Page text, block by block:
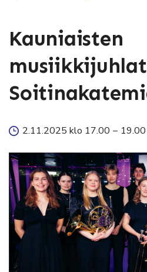
Kauniaisten
2.11.2025 klo 17.00 – 19.00